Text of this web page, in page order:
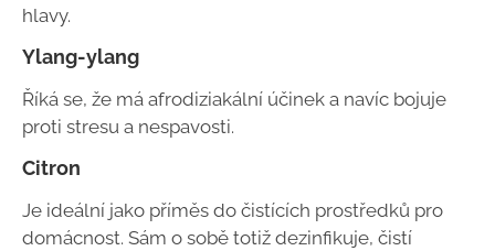
hlavy.
Ylang-ylang
Říká se, že má afrodiziakální účinek a navíc bojuje
proti stresu a nespavosti.
Citron
Je ideální jako příměs do čistících prostředků pro
domácnost. Sám o sobě totiž dezinfikuje, čistí